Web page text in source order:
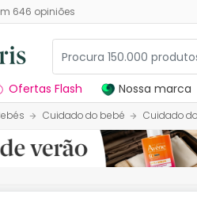
646 opiniões
Ofertas Flash Nossa marca
Cuidado do bebé Cuidado